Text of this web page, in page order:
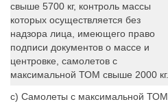
свыше 5700 кг, контроль массы
которых осуществляется без
надзора лица, имеющего право
подписи документов о массе и
центровке, самолетов с
максимальной ТОМ свыше 2000 кг.
c) Самолеты с максимальной ТОМ